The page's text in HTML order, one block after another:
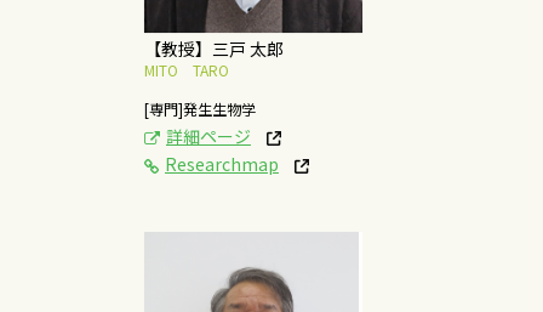
【教授】三戸 太郎
MITO TARO
[専門]発生生物学
詳細ページ
Researchmap
[研究テーマ]